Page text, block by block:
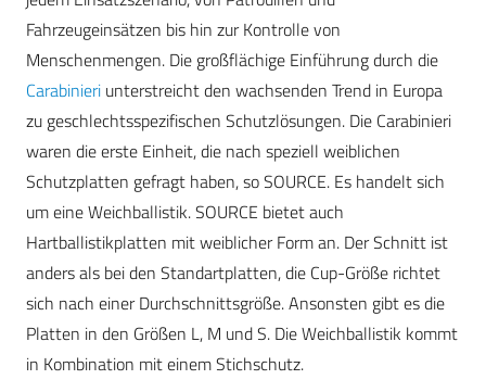
Fahrzeugeinsätzen bis hin zur Kontrolle von
Menschenmengen. Die großflächige Einführung durch die
Carabinieri unterstreicht den wachsenden Trend in Europa
zu geschlechtsspezifischen Schutzlösungen. Die Carabinieri
waren die erste Einheit, die nach speziell weiblichen
Schutzplatten gefragt haben, so SOURCE. Es handelt sich
um eine Weichballistik. SOURCE bietet auch
Hartballistikplatten mit weiblicher Form an. Der Schnitt ist
anders als bei den Standartplatten, die Cup-Größe richtet
sich nach einer Durchschnittsgröße. Ansonsten gibt es die
Platten in den Größen L, M und S. Die Weichballistik kommt
in Kombination mit einem Stichschutz.